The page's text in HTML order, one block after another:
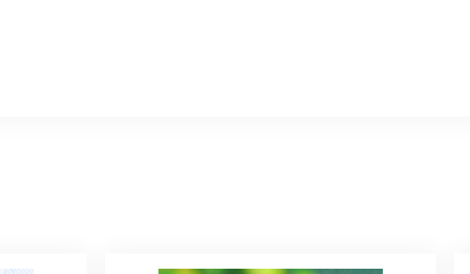
ゼント用に購入させていただきました。実際に目にすると 華美すぎず丁寧なデ